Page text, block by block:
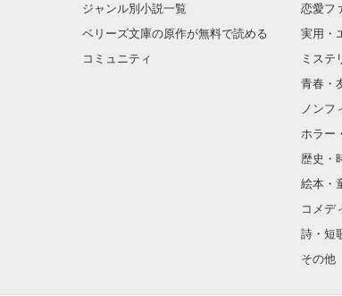
ジャンル別小説一覧
ベリーズ文庫の原作が無料で読める
コミュニティ
恋愛フ
実用・
ミステ
青春・
ノンフ
ホラー
歴史・
絵本・
コメデ
詩・短
その他